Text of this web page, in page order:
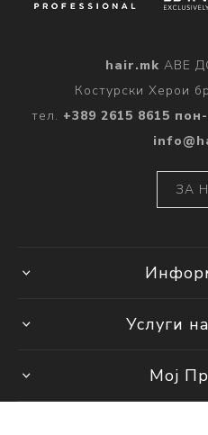
hair.mk АВЕ
Костурски Херои
тел. +389 2615 8615
ЗА
Услуги
Мој